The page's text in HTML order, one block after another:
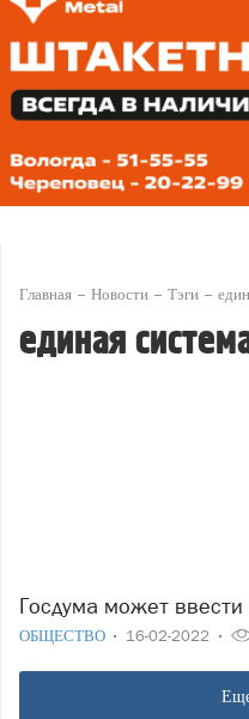
Главная Новости Тэги
единая
Госдума может
ОБЩЕСТВО 16-02-2022